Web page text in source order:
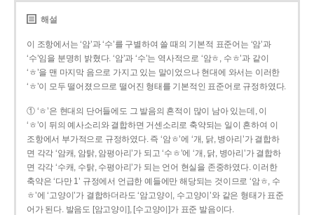
해설
이 조항에서는 ‘암’과 ‘수’를 구별하여 쓸 때의 기본적 표준어는 ‘암’과
‘수’임을 분명히 밝혔다. ‘암’과 ‘수’는 역사적으로 ‘암ㅎ, 수ㅎ’과 같이
‘ㅎ’을 맨 마지막 음으로 가지고 있는 말이었으나 현대에 와서는 이러한
‘ㅎ’이 모두 떨어졌으므로 떨어진 형태를 기본적인 표준어로 규정하였다.
① ‘ㅎ’은 현대의 단어들에도 그 발음의 흔적이 많이 남아 있는데, 이
‘ㅎ’이 뒤의 예사소리와 결합하면 거센소리로 축약되는 일이 흔하여 이
조항에서 부가적으로 규정하였다. 즉 ‘암ㅎ’에 ‘개, 닭, 병아리’가 결합하
면 각각 ‘암캐, 암탉, 암평아리’가 되고 ‘수ㅎ’에 ‘개, 닭, 병아리’가 결합하
면 각각 ‘수캐, 수탉, 수평아리’가 되는 언어 현실을 존중하였다. 이러한
축약은 ‘다만 1’ 규정에서 언급한 예들에만 해당되는 것이므로 ‘암ㅎ, 수
ㅎ’에 ‘고양이’가 결합하더라도 ‘암고양이, 수고양이’와 같은 형태가 표준
어가 된다. 발음도 [암고양이], [수고양이]가 표준 발음이다.